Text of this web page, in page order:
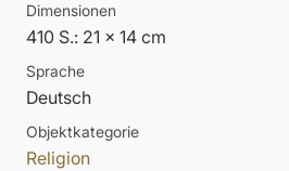
Dimensionen
410 S.: 21 x 14 cm
Sprache
Deutsch
Objektkategorie
Religion